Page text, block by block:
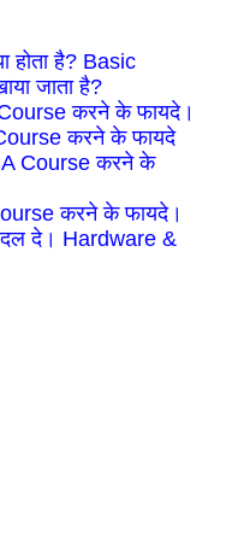
होता है? Basic
जाता है?
करने के फायदे।
करने के फायदे
Course करने के
करने के फायदे।
दे। Hardware &